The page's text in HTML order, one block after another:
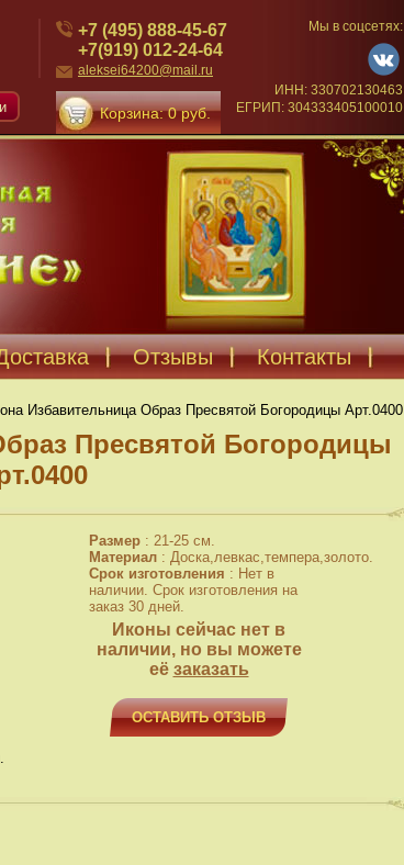
+7 (495) 888-45-67
+7(919) 012-24-64
aleksei64200@mail.ru
Корзина: 0 руб.
Мы в соцсетях:
ИНН: 330702130463
ЕГРИП: 304333405100010
Отзывы Контакты
Избавительница Образ Пресвятой Богородицы Арт.0400
Пресвятой Богородицы
Размер : 21-25 см.
Материал : Доска,левкас,темпера,золото.
Срок изготовления : Нет в
наличии. Срок изготовления на
заказ 30 дней.
Иконы сейчас нет в
наличии, но вы можете
её заказать
ОСТАВИТЬ ОТЗЫВ